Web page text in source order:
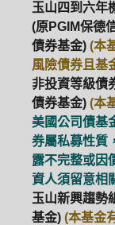
玉山四到六年
(原PGIM保德
債券基金) (本
風險債券且基
非投資等級債
債券基金) (本
美國公司債基
券屬私募性質
露不完整或因
資人須留意相
玉山新興趨勢
基金) (本基金